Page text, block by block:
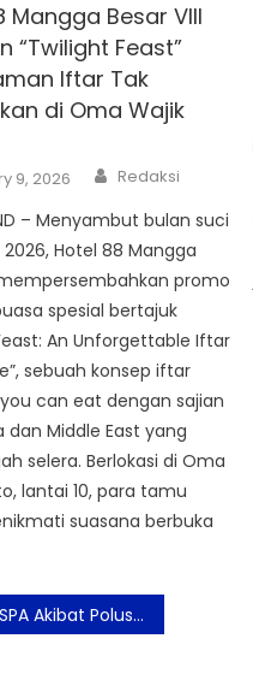
Mangga Besar VIII
“Twilight Feast”
Iftar Tak
di Oma Wajik
9, 2026 Author
Redaksi
– Menyambut bulan suci
Hotel 88 Mangga
mempersembahkan promo
spesial bertajuk
An Unforgettable Iftar
sebuah konsep iftar
can eat dengan sajian
dan Middle East yang
selera. Berlokasi di Oma
lantai 10, para tamu
suasana berbuka
Akibat Polusi Udara